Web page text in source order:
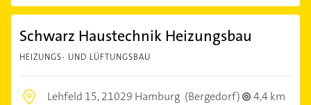
Schwarz Haustechnik Heizungsbau
HEIZUNGS- UND LÜFTUNGSBAU
Lehfeld 15,21029 Hamburg (Bergedorf)
4,4 km